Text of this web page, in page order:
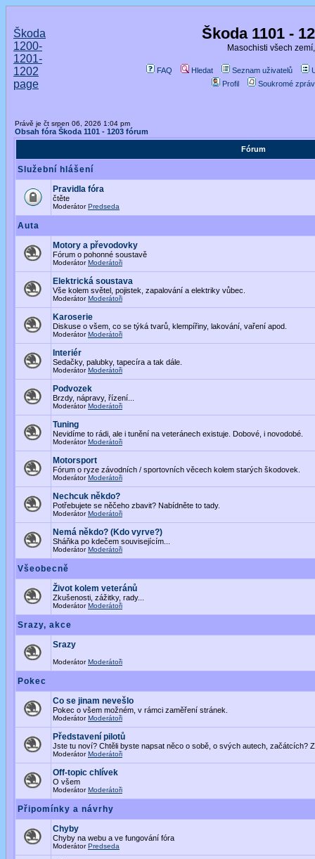
Škoda
1200-
1201-
1202
page
Škoda 1101 -
Masochisti všech
FAQ Hledat Seznam uživatelů
Profil
Soukromé
Právě je čt srpen 06, 2026 1:04 pm
Obsah fóra Škoda 1101 - 1203 fórum
Fórum
Služební hlášení
Pravidla fóra
čtěte
ModerátorPredseda
Auta
Motory a převodovky
Fórum o pohonné soustavě
ModerátorModerátoři
Elektrická soustava
Vše kolem světel, pojistek, zapalování a elektriky vůbec.
ModerátorModerátoři
Karoserie
Diskuse o všem, co se týká tvarů, klempířiny, lakování, vaření apod.
ModerátorModerátoři
Interiér
Sedačky, palubky, tapecíra a tak dále.
ModerátorModerátoři
Podvozek
Brzdy, nápravy, řízení...
ModerátorModerátoři
Tuning
Nevidíme to rádi, ale i tunění na veteránech existuje. Dobové, i novodobé.
ModerátorModerátoři
Motorsport
Fórum o ryze závodních / sportovních věcech kolem starých škodovek.
ModerátorModerátoři
Nechcuk někdo?
Potřebujete se něčeho zbavit? Nabídněte to tady.
ModerátorModerátoři
Nemá někdo? (Kdo vyrve?)
Sháňka po kdečem souvisejícím...
ModerátorModerátoři
Všeobecně
Život kolem veteránů
Zkušenosti, zážitky, rady...
ModerátorModerátoři
Srazy, akce
Srazy
ModerátorModerátoři
Pokec
Co se jinam nevešlo
Pokec o všem možném, v rámci zaměření stránek.
ModerátorModerátoři
Představení pilotů
Jste tu noví? Chtěli byste napsat něco o sobě, o svých autech, začátcích?
ModerátorModerátoři
Off-topic chlívek
O všem
ModerátorModerátoři
Připomínky a návrhy
Chyby
Chyby na webu a ve fungování fóra
ModerátorPredseda